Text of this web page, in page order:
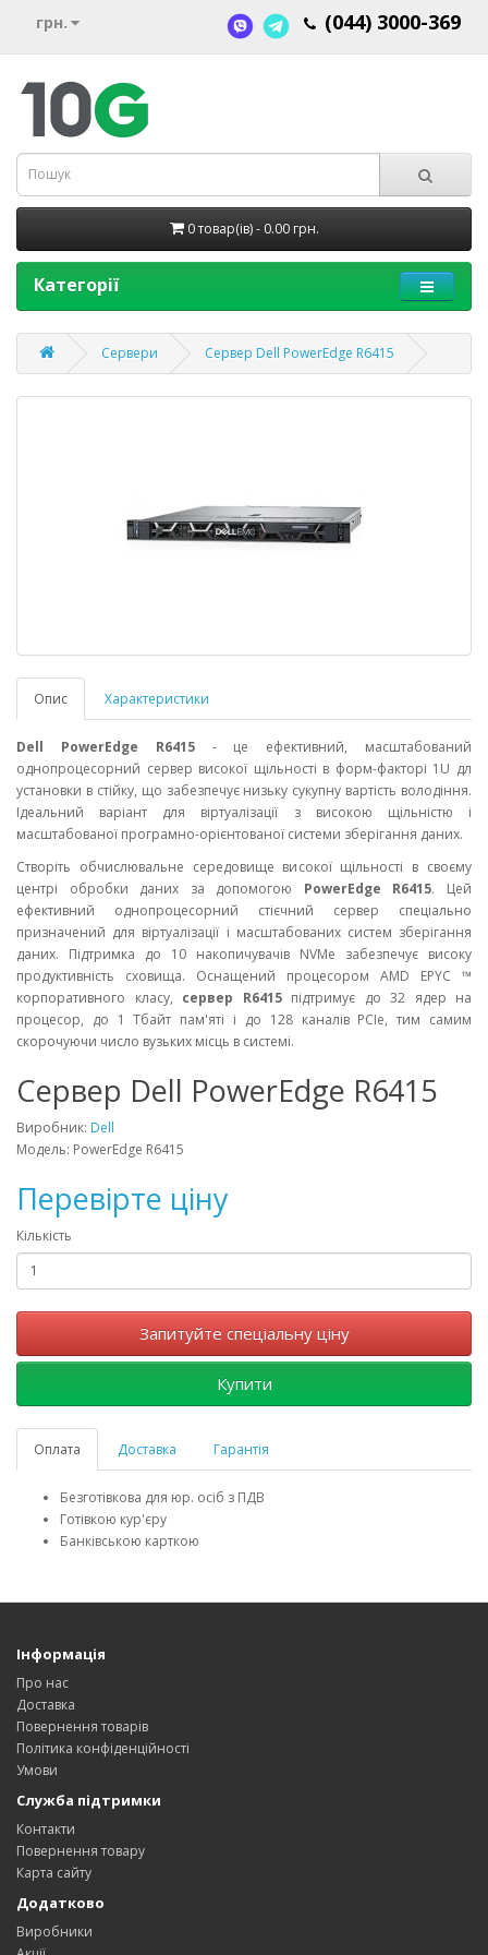
грн. (044) 3000-369
0 товар(ів) - 0.00 грн.
Категорії
Сервери Cервер Dell PowerEdge R6415
Опис Характеристики
Dell PowerEdge R6415- це ефективний, масштабований
однопроцесорний сервер високої щільності в форм-факторі 1U дл
установки в стійку, що забезпечує низьку сукупну вартість володіння.
Ідеальний варіант для віртуалізації з високою щільністю і
масштабованої програмно-орієнтованої системи зберігання даних.
Створіть обчислювальне середовище високої щільності в своєму
центрі обробки даних за допомогою PowerEdge R6415. Цей
ефективний однопроцесорний стієчний сервер спеціально
призначений для віртуалізації і масштабованих систем зберігання
даних. Підтримка до 10 накопичувачів NVMe забезпечує високу
продуктивність сховища. Оснащений процесором AMD EPYC ™
корпоративного класу, сервер R6415підтримує до 32 ядер на
процесор, до 1 Тбайт пам'яті і до 128 каналів PCIe, тим самим
скорочуючи число вузьких місць в системі.
Cервер Dell PowerEdge R6415
Виробник: Dell
Модель: PowerEdge R6415
Перевірте ціну
Кількість
Запитуйте спеціальну ціну
Купити
Оплата Доставка Гарантія
Безготівкова для юр. осіб з ПДВ
Готівкою кур'єру
Банківською карткою
Інформація
Про нас
Доставка
Повернення товарів
Політика конфіденційності
Умови
Служба підтримки
Контакти
Повернення товару
Карта сайту
Додатково
Виробники